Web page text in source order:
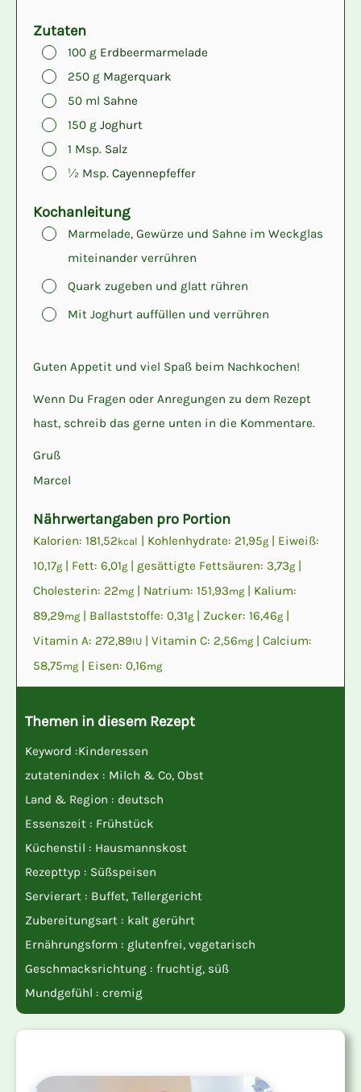
Zutaten
▢
100 g Erdbeermarmelade
▢
250 g Magerquark
▢
50 ml Sahne
▢
150 g Joghurt
▢1 Msp. Salz
▢
½ Msp. Cayennepfeffer
Kochanleitung
▢
Marmelade, Gewürze und Sahne im Weckglas
miteinander verrühren
▢
Quark zugeben und glatt rühren
▢
Mit Joghurt auffüllen und verrühren
Guten Appetit und viel Spaß beim Nachkochen!
Wenn Du Fragen oder Anregungen zu dem Rezept
hast, schreib das gerne unten in die Kommentare.
Gruß
Marcel
Nährwertangaben pro Portion
Kalorien: 181,52kcal | Kohlenhydrate: 21,95g | Eiweiß:
10,17g | Fett: 6,01g | gesättigte Fettsäuren: 3,73g |
Cholesterin: 22mg | Natrium: 151,93mg | Kalium:
89,29mg | Ballaststoffe: 0,31g | Zucker: 16,46g |
Vitamin A: 272,89IU | Vitamin C: 2,56mg | Calcium:
58,75mg | Eisen: 0,16mg
Themen in diesem Rezept
Keyword :Kinderessen
zutatenindex : Milch & Co, Obst
Land & Region : deutsch
Essenszeit : Frühstück
Küchenstil : Hausmannskost
Rezepttyp : Süßspeisen
Servierart : Buffet, Tellergericht
Zubereitungsart : kalt gerührt
Ernährungsform : glutenfrei, vegetarisch
Geschmacksrichtung : fruchtig, süß
Mundgefühl : cremig